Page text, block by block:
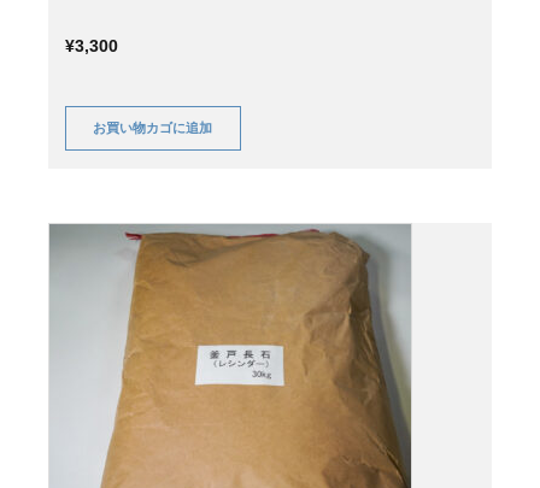
¥3,300
お買い物カゴに追加